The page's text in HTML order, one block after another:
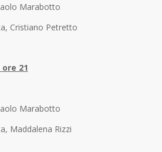
Marabotto
Cristiano Petretto
21
Marabotto
Maddalena Rizzi